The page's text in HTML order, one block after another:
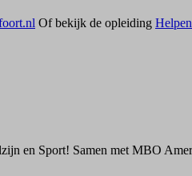
Of bekijk de opleiding
en Sport! Samen met MBO